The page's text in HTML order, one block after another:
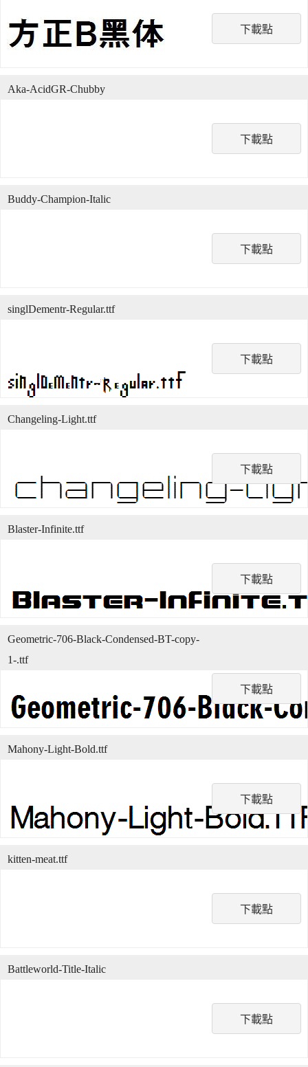
下載點
下載點
Aka-AcidGR-Chubby
下載點
Buddy-Champion-Italic
下載點
singlDementr-Regular.ttf
下載點
Changeling-Light.ttf
下載點
Blaster-Infinite.ttf
下載點
Geometric-706-Black-Condensed-BT-copy-
1-.ttf
下載點
Mahony-Light-Bold.ttf
下載點
kitten-meat.ttf
下載點
Battleworld-Title-Italic